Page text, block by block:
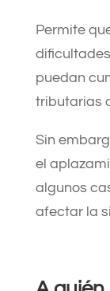
Permite
puedan
tributarias
Sin
el
algunos
afectar la